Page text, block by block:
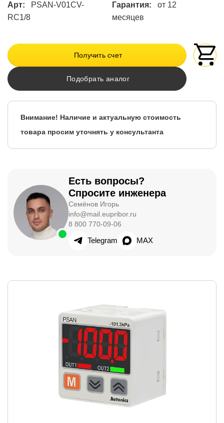
Арт:
PSAN-V01CV-
RC1/8
Гарантия:
от 12
месяцев
Получить счет
Подобрать аналог
Внимание! Наличие и актуальную стоимость
товара просим уточнять у консультанта
Есть вопросы?
Спросите инженера
Семёнов Игорь
info@mail.eupribor.ru
8 800 770-09-06
Telegram MAX